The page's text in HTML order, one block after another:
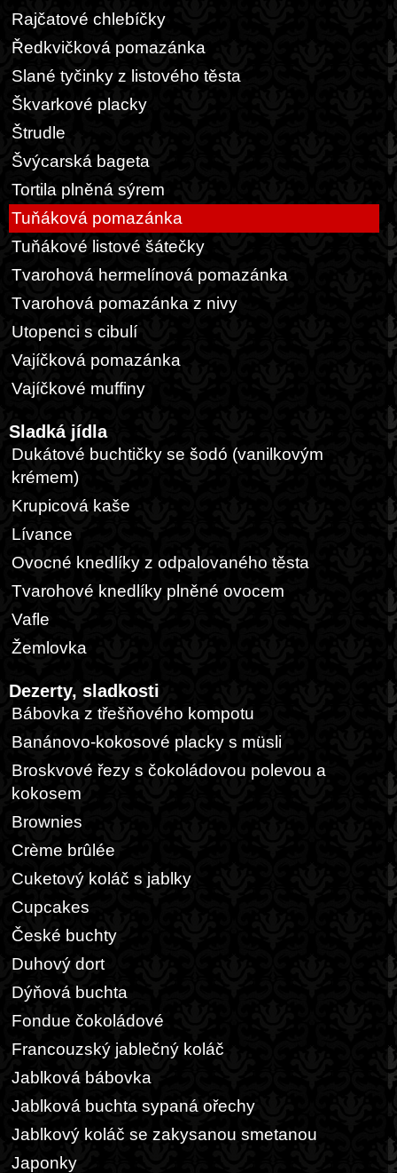
Rajčatové chlebíčky
Ředkvičková pomazánka
Slané tyčinky z listového těsta
Škvarkové placky
Štrudle
Švýcarská bageta
Tortila plněná sýrem
Tuňáková pomazánka
Tuňákové listové šátečky
Tvarohová hermelínová pomazánka
Tvarohová pomazánka z nivy
Utopenci s cibulí
Vajíčková pomazánka
Vajíčkové muffiny
Sladká jídla
Dukátové buchtičky se šodó (vanilkovým
krémem)
Krupicová kaše
Lívance
Ovocné knedlíky z odpalovaného těsta
Tvarohové knedlíky plněné ovocem
Vafle
Žemlovka
Dezerty, sladkosti
Bábovka z třešňového kompotu
Banánovo-kokosové placky s müsli
Broskvové řezy s čokoládovou polevou a
kokosem
Brownies
Crème brûlée
Cuketový koláč s jablky
Cupcakes
České buchty
Duhový dort
Dýňová buchta
Fondue čokoládové
Francouzský jablečný koláč
Jablková bábovka
Jablková buchta sypaná ořechy
Jablkový koláč se zakysanou smetanou
Japonky